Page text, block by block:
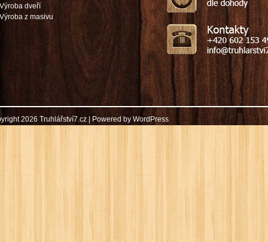
Výroba dveří
Výroba z masivu
2026 Truhlářství7.cz | Powered byWordPress